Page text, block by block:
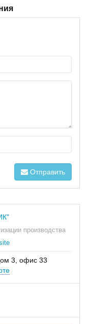
Отправить
производства
3, офис 33